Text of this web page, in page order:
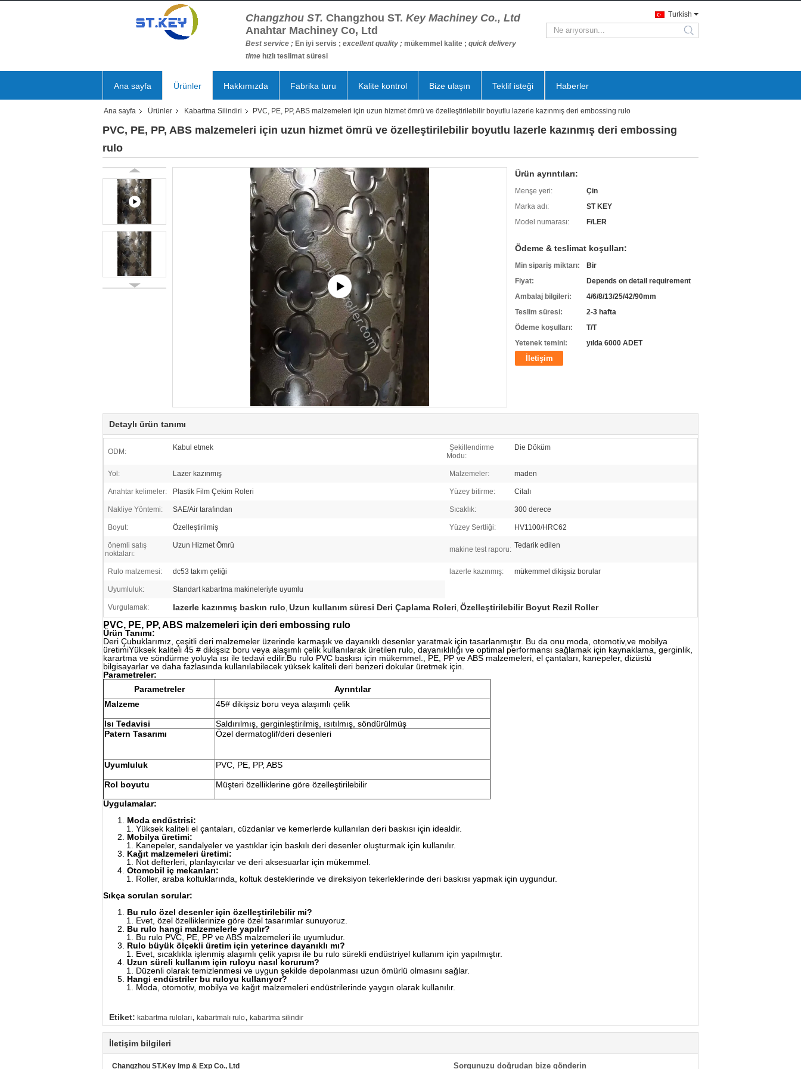
Changzhou ST. Changzhou ST. Key Machiney Co., Ltd
Anahtar Machiney Co, Ltd
Best service ; En iyi servis ; excellent quality ; mükemmel kalite ; quick delivery
time hızlı teslimat süresi
Turkish
search
Ana sayfa Ürünler Hakkımızda Fabrika turu Kalite kontrol Bize ulaşın Teklif isteği Haberler
Ana sayfa Ürünler Kabartma Silindiri PVC, PE, PP, ABS malzemeleri için uzun hizmet ömrü ve özelleştirilebilir boyutlu lazerle kazınmış deri embossing rulo
PVC, PE, PP, ABS malzemeleri için uzun hizmet ömrü ve özelleştirilebilir boyutlu lazerle kazınmış deri embossing
rulo
Ürün ayrıntıları:
Menşe yeri:
Çin
Marka adı:
ST KEY
Model numarası:
F/LER
Ödeme & teslimat koşulları:
Min sipariş miktarı:
Bir
Fiyat:
Depends on detail requirement
Ambalaj bilgileri:
4/6/8/13/25/42/90mm
Teslim süresi:
2-3 hafta
Ödeme koşulları:
T/T
Yetenek temini:
yılda 6000 ADET
İletişim
Detaylı ürün tanımı
ODM: Kabul etmek
Şekillendirme
Modu:
Die Döküm
Yol: Lazer kazınmış Malzemeler: maden
Anahtar kelimeler: Plastik Film Çekim Roleri Yüzey bitirme: Cilalı
Nakliye Yöntemi: SAE/Air tarafından Sıcaklık: 300 derece
Boyut: Özelleştirilmiş Yüzey Sertliği: HV1100/HRC62
önemli satış
noktaları:
Uzun Hizmet Ömrü makine test raporu: Tedarik edilen
Rulo malzemesi: dc53 takım çeliği lazerle kazınmış: mükemmel dikişsiz borular
Uyumluluk: Standart kabartma makineleriyle uyumlu
Vurgulamak: lazerle kazınmış baskın rulo, Uzun kullanım süresi Deri Çaplama Roleri, Özelleştirilebilir Boyut Rezil Roller
PVC, PE, PP, ABS malzemeleri için deri embossing rulo
Ürün Tanımı:
Deri Çubuklarımız, çeşitli deri malzemeler üzerinde karmaşık ve dayanıklı desenler yaratmak için tasarlanmıştır. Bu da onu moda, otomotiv,ve mobilya
üretimiYüksek kaliteli 45 # dikişsiz boru veya alaşımlı çelik kullanılarak üretilen rulo, dayanıklılığı ve optimal performansı sağlamak için kaynaklama, gerginlik,
karartma ve söndürme yoluyla ısı ile tedavi edilir.Bu rulo PVC baskısı için mükemmel., PE, PP ve ABS malzemeleri, el çantaları, kanepeler, dizüstü
bilgisayarlar ve daha fazlasında kullanılabilecek yüksek kaliteli deri benzeri dokular üretmek için.
Parametreler:
Parametreler
Ayrıntılar
Malzeme
45# dikişsiz boru veya alaşımlı çelik
Isı Tedavisi
Saldırılmış, gerginleştirilmiş, ısıtılmış, söndürülmüş
Patern Tasarımı
Özel dermatoglif/deri desenleri
Uyumluluk PVC, PE, PP, ABS
Rol boyutu
Müşteri özelliklerine göre özelleştirilebilir
Uygulamalar:
Moda endüstrisi:
Yüksek kaliteli el çantaları, cüzdanlar ve kemerlerde kullanılan deri baskısı için idealdir.
Mobilya üretimi:
Kanepeler, sandalyeler ve yastıklar için baskılı deri desenler oluşturmak için kullanılır.
Kağıt malzemeleri üretimi:
Not defterleri, planlayıcılar ve deri aksesuarlar için mükemmel.
Otomobil iç mekanları:
Roller, araba koltuklarında, koltuk desteklerinde ve direksiyon tekerleklerinde deri baskısı yapmak için uygundur.
Sıkça sorulan sorular:
Bu rulo özel desenler için özelleştirilebilir mi?
Evet, özel özelliklerinize göre özel tasarımlar sunuyoruz.
Bu rulo hangi malzemelerle yapılır?
Bu rulo PVC, PE, PP ve ABS malzemeleri ile uyumludur.
Rulo büyük ölçekli üretim için yeterince dayanıklı mı?
Evet, sıcaklıkla işlenmiş alaşımlı çelik yapısı ile bu rulo sürekli endüstriyel kullanım için yapılmıştır.
Uzun süreli kullanım için ruloyu nasıl korurum?
Düzenli olarak temizlenmesi ve uygun şekilde depolanması uzun ömürlü olmasını sağlar.
Hangi endüstriler bu ruloyu kullanıyor?
Moda, otomotiv, mobilya ve kağıt malzemeleri endüstrilerinde yaygın olarak kullanılır.
Etiket: kabartma ruloları, kabartmalı rulo, kabartma silindir
İletişim bilgileri
Changzhou ST.Key Imp & Exp Co., Ltd Sorgunuzu doğrudan bize gönderin